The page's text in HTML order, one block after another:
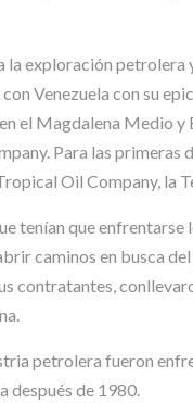
exploración
Venezuela con su
el Magdalena Medio
Para las
Oil Company, la
tenían que
caminos en busca
contratantes,
petrolera fueron
después de 1980.